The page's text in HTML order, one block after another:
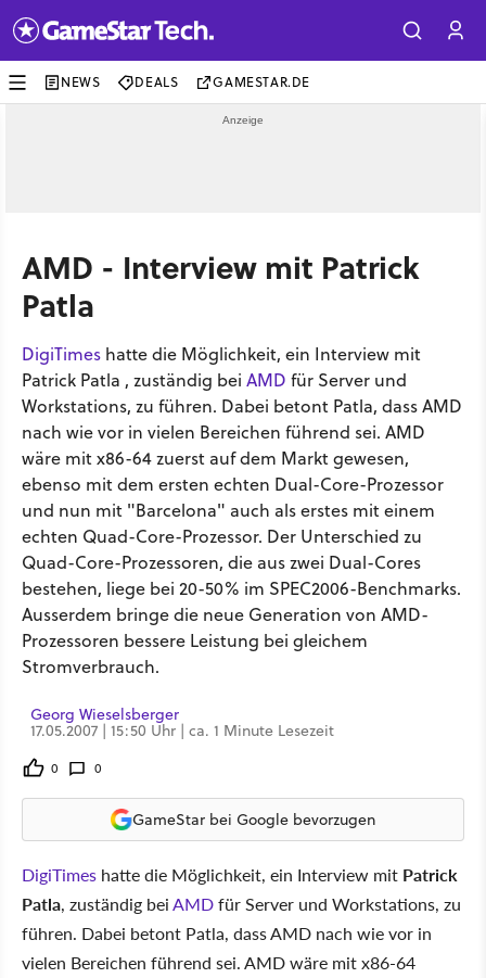
NEWS DEALS GAMESTAR.DE
AMD - Interview mit Patrick
Patla
DigiTimes hatte die Möglichkeit, ein Interview mit
Patrick Patla , zuständig bei AMD für Server und
Workstations, zu führen. Dabei betont Patla, dass AMD
nach wie vor in vielen Bereichen führend sei. AMD
wäre mit x86-64 zuerst auf dem Markt gewesen,
ebenso mit dem ersten echten Dual-Core-Prozessor
und nun mit "Barcelona" auch als erstes mit einem
echten Quad-Core-Prozessor. Der Unterschied zu
Quad-Core-Prozessoren, die aus zwei Dual-Cores
bestehen, liege bei 20-50% im SPEC2006-Benchmarks.
Ausserdem bringe die neue Generation von AMD-
Prozessoren bessere Leistung bei gleichem
Stromverbrauch.
Georg Wieselsberger
17.05.2007 | 15:50 Uhr | ca. 1 Minute Lesezeit
0 0
GameStar bei Google bevorzugen
DigiTimes hatte die Möglichkeit, ein Interview mit Patrick
Patla, zuständig beiAMDfür Server und Workstations, zu
führen. Dabei betont Patla, dass AMD nach wie vor in
vielen Bereichen führend sei. AMD wäre mit x86-64